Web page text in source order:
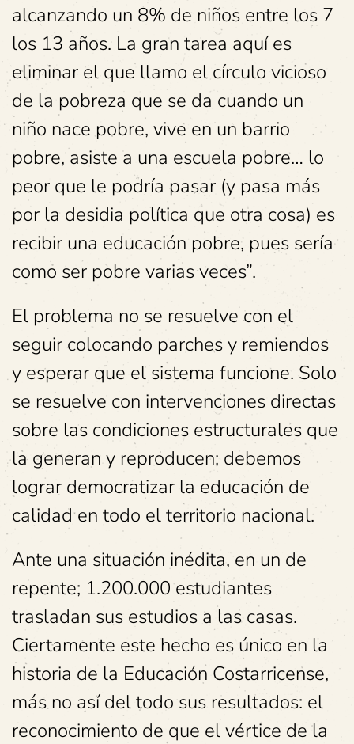
alcanzando un 8% de niños entre los 7
los 13 años. La gran tarea aquí es
eliminar el que llamo el círculo vicioso
de la pobreza que se da cuando un
niño nace pobre, vive en un barrio
pobre, asiste a una escuela pobre… lo
peor que le podría pasar (y pasa más
por la desidia política que otra cosa) es
recibir una educación pobre, pues sería
como ser pobre varias veces”.
El problema no se resuelve con el
seguir colocando parches y remiendos
y esperar que el sistema funcione. Solo
se resuelve con intervenciones directas
sobre las condiciones estructurales que
la generan y reproducen; debemos
lograr democratizar la educación de
calidad en todo el territorio nacional.
Ante una situación inédita, en un de
repente; 1.200.000 estudiantes
trasladan sus estudios a las casas.
Ciertamente este hecho es único en la
historia de la Educación Costarricense,
más no así del todo sus resultados: el
reconocimiento de que el vértice de la